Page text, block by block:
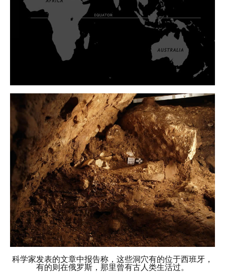
科学家发表的文章中报告称，这些洞穴有的位于西班牙，
有的则在俄罗斯，那里曾有古人类生活过。